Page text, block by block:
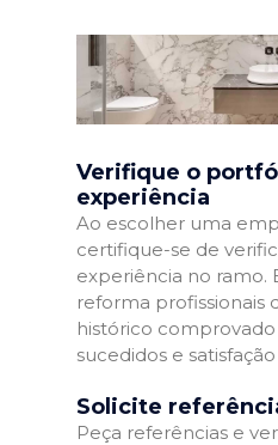
Verifique o
experiência
Ao escolher uma
certifique-se de
experiência no ramo.
reforma profissionais
histórico
sucedidos e
Solicite
Peça referências e